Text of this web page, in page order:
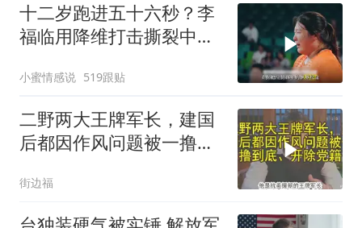
十二岁跑进五十六秒？李
福临用降维打击撕裂中国
小蜜情感说 519跟贴
二野两大王牌军长，建国
后都因作风问题被一撸到
街边福